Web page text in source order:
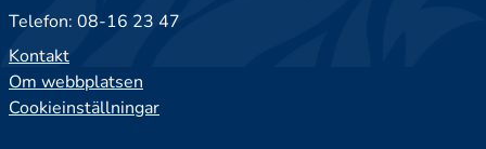
Telefon: 08-16 23 47
Kontakt
Om webbplatsen
Cookieinställningar